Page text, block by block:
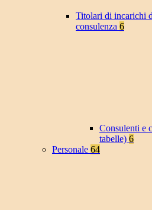
Titolari di incarichi
consulenza 6
Consulenti e
tabelle) 6
Personale 64